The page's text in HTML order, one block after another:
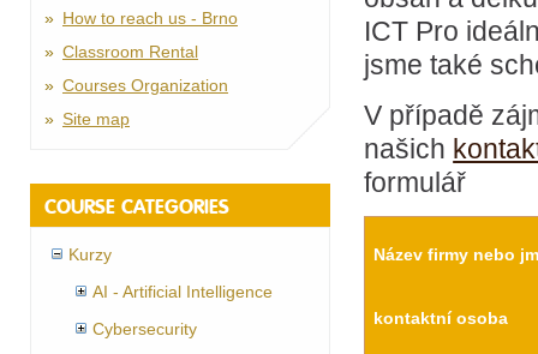
How to reach us - Brno
Classroom Rental
Courses Organization
Site map
COURSE CATEGORIES
Kurzy
AI - Artificial Intelligence
Cybersecurity
ICT Pro
jsme také
V případě
našich
formulář
Název firmy nebo
kontaktní osoba